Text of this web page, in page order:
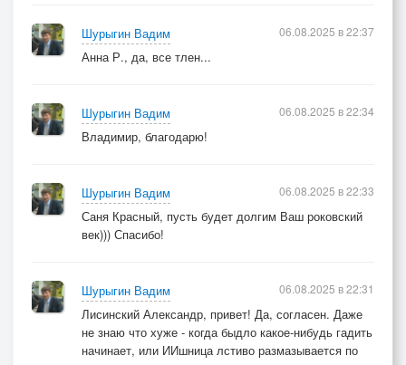
Шурыгин Вадим
Анна Р., да, все тлен...
06.08.2025 в 22:37
Шурыгин Вадим
Владимир, благодарю!
06.08.2025 в 22:34
Шурыгин Вадим
Саня Красный, пусть будет долгим Ваш роковский
век))) Спасибо!
06.08.2025 в 22:33
Шурыгин Вадим
Лисинский Александр, привет! Да, согласен. Даже
не знаю что хуже - когда быдло какое-нибудь гадить
начинает, или ИИшница лстиво размазывается по
06.08.2025 в 22:31